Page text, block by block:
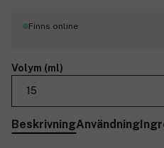
Finns online
Volym (ml)
15
BeskrivningAnvändning